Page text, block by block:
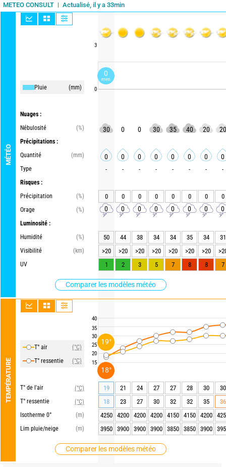
METEO CONSULT Actualisé, il y a 33min
MÉTÉO
Pluie (mm)
Nuages :
Nébulosité
(%)
Précipitations :
Quantité
(mm)
Type
Risques :
Précipitation
(%)
Orage
(%)
Luminosité :
Humidité
(%)
Visibilité
(km)
UV
Comparer les modèles météo
TEMPÉRATURE
T° air
(°C)
T° ressentie
(°C)
T° de l'air
(°C)
T° ressentie
(°C)
Isotherme 0°
(m)
Lim pluie/neige
(m)
Comparer les modèles météo
3
0
40
35
30
25
20
15
30 0 0 30 35 40 20 20
0 0 0 0 0 0 0 0
- - - - - - - -
0 0 0 0 0 0 0 0
0 0 0 0 0 0 0 0
50 44 38 34 34 35 34
31
>20
>20 >20 >20 >20 >20 >20
1
2 3 5 7 8 8 7
19 21 24 27 27 28 30
30
18
23 27 30 32 32 35
36
4250
4200 4200 4200 4150 4150 4200
3950
3900 3900 3900 3850 3850 3900
0
mm
19°
18°